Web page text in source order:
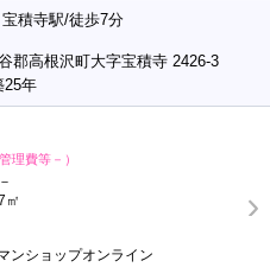
積寺駅/徒歩7分
郡高根沢町大字宝積寺 2426-3
25年
管理費等－）
㎡
ンショップオンライン